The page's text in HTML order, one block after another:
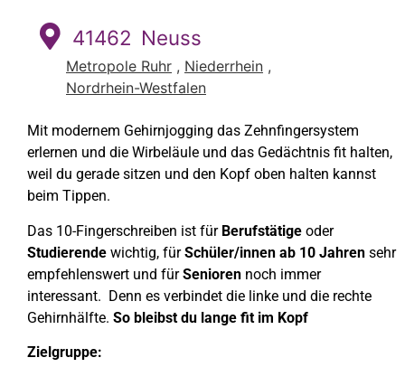
41462 Neuss
Metropole Ruhr , Niederrhein ,
Nordrhein-Westfalen
Mit modernem Gehirnjogging das Zehnfingersystem
erlernen und die Wirbeläule und das Gedächtnis fit halten,
weil du gerade sitzen und den Kopf oben halten kannst
beim Tippen.
Das 10-Fingerschreiben ist für Berufstätige oder
Studierende wichtig, fürSchüler/innen ab 10 Jahren sehr
empfehlenswert und fürSenioren noch immer
interessant. Denn es verbindet die linke und die rechte
Gehirnhälfte. So bleibst du lange fit im Kopf
Zielgruppe: